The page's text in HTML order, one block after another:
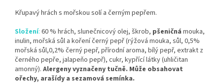
Křupavý hrách s mořskou solí a černým pepřem.
Složení: 60 % hrách, slunečnicový olej, škrob, pšeničná mouka,
inulin, mořská sůl a koření černý pepř (rýžová mouka, sůl, 0,5%
mořská sůl,0,2% černý pepř, přírodní aroma, bílý pepř, extrakt z
černého pepře, jalapeňo pepř), cukr, kypřící látky (uhličitan
amonný). Alergeny vyznačeny tučně. Může obsahovat
ořechy, arašídy a sezamová semínka.